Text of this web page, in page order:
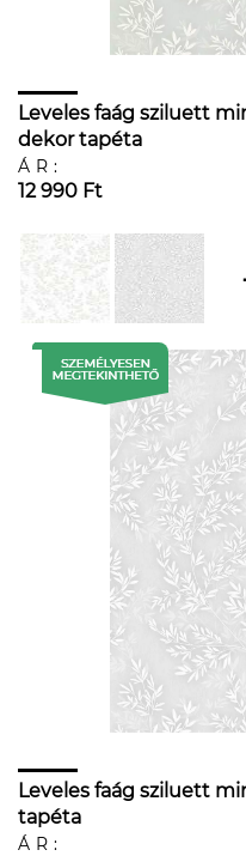
Leveles faág sziluett
dekor tapéta
ÁR:
12 990 Ft
Leveles faág sziluett
tapéta
ÁR: